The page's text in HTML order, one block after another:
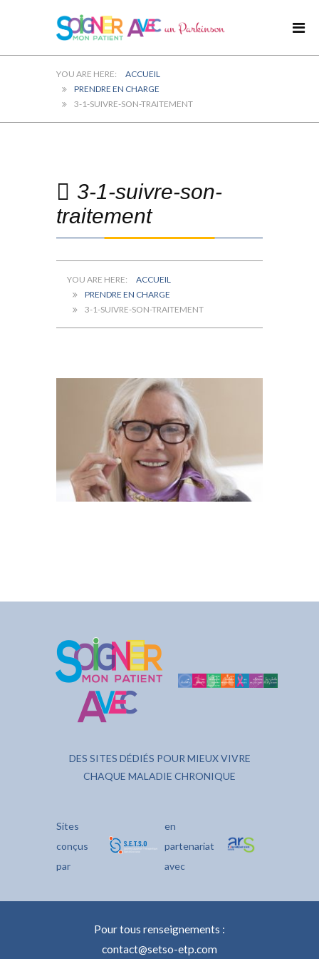
ACCUEIL
PRENDRE EN CHARGE
3-1-SUIVRE-SON-TRAITEMENT
3-1-suivre-son-
traitement
ACCUEIL
PRENDRE EN CHARGE
3-1-SUIVRE-SON-TRAITEMENT
DES SITES DÉDIÉS POUR MIEUX VIVRE
CHAQUE MALADIE CHRONIQUE
Sites
conçus
par
en
partenariat
avec
Pour tous renseignements :
contact@setso-etp.com